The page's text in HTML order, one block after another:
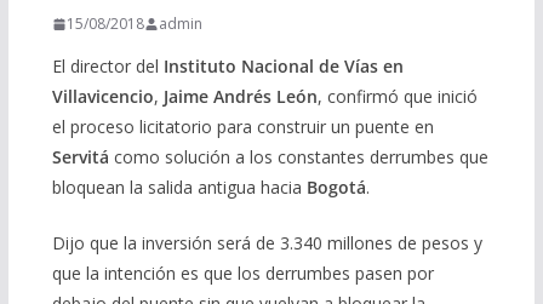
15/08/2018 admin
El director del Instituto Nacional de Vías en
Villavicencio, Jaime Andrés León, confirmó que inició
el proceso licitatorio para construir un puente en
Servitá como solución a los constantes derrumbes que
bloquean la salida antigua hacia Bogotá.
Dijo que la inversión será de 3.340 millones de pesos y
que la intención es que los derrumbes pasen por